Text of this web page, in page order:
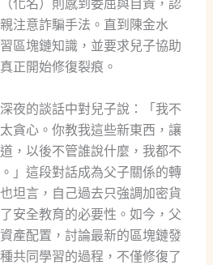
化名）則感到委屈與自責，認
注意詐騙手法。直到陳金水
區塊鏈知識，並要求兒子協助
正開始修復裂痕。
夜的談話中對兒子說：「我不
貪心。你教我這些新東西，讓
，以後不管誰說什麼，我都不
」這段對話成為父子關係的轉
坦言，自己過去只強調加密貨
安全教育的必要性。如今，父
產配置，討論最新的區塊鏈發
共同學習的過程，不僅修復了